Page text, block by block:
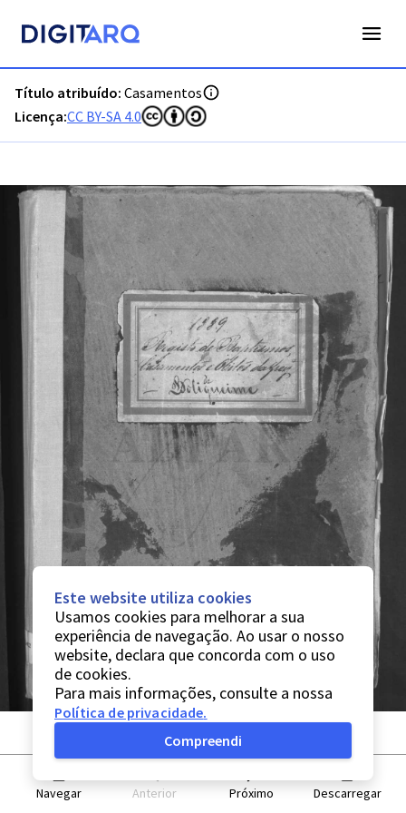
Título atribuído: Casamentos
Licença:CC BY-SA 4.0
Navegar Anterior Próximo Descarregar
Este website utiliza cookies
Usamos cookies para melhorar a sua
experiência de navegação. Ao usar o nosso
website, declara que concorda com o uso
de cookies.
Para mais informações, consulte a nossa
Política de privacidade.
Compreendi